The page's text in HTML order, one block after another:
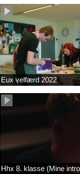
Eux velfærd 2022
Hhx 8. klasse (Mine